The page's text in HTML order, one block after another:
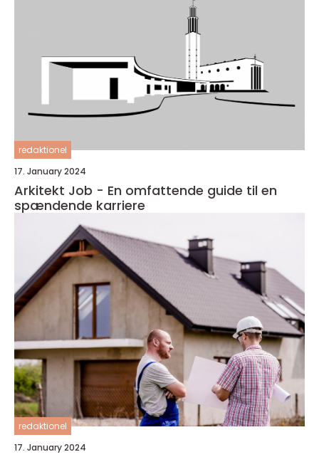
redaktionel
17. January 2024
Arkitekt Job - En omfattende guide til en
spændende karriere
redaktionel
17. January 2024